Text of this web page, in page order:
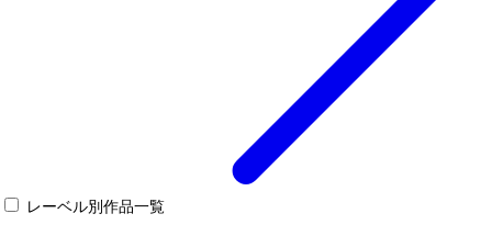
レーベル別作品一覧